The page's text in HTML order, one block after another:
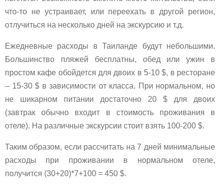
что-то не устраивает, или переехать в другой регион,
отлучиться на несколько дней на экскурсию и т.д.
Ежедневные расходы в Таиланде будут небольшими.
Большинство пляжей бесплатны, обед или ужин в
простом кафе обойдется для двоих в 5-10 $, в ресторане
– 15-30 $ в зависимости от класса. При нормальном, но
не шикарном питании достаточно 20 $ для двоих
(завтрак обычно входит в стоимость проживания в
отеле). На различные экскурсии стоит взять 100-200 $.
Таким образом, если рассчитать на 7 дней минимальные
расходы при проживании в нормальном отеле,
получится (30+20)*7+100 = 450 $.